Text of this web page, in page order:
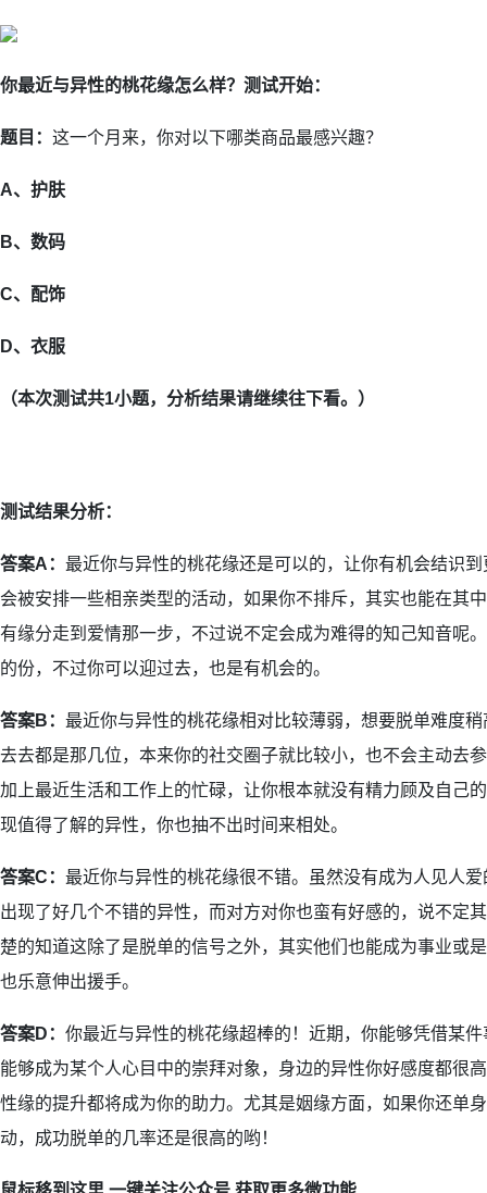
你最近与异性的桃花缘怎么样？测试开始：
题目： 这一个月来，你对以下哪类商品最感兴趣？
A、护肤
B、数码
C、配饰
D、衣服
（本次测试共1小题， 分析结果请继续往下看。）
测试结果分析：
答案A： 最近你与异性的桃花缘还是可以的，让你有机会结识
会被安排一些相亲类型的活动，如果你不排斥，其实也能在其
有缘分走到爱情那一步，不过说不定会成为难得的知己知音呢
的份，不过你可以迎过去，也是有机会的。
答案B： 最近你与异性的桃花缘相对比较薄弱，想要脱单难度
去去都是那几位，本来你的社交圈子就比较小，也不会主动去
加上最近生活和工作上的忙碌，让你根本就没有精力顾及自己
现值得了解的异性，你也抽不出时间来相处。
答案C： 最近你与异性的桃花缘很不错。虽然没有成为人见人
出现了好几个不错的异性，而对方对你也蛮有好感的，说不定
楚的知道这除了是脱单的信号之外，其实他们也能成为事业或
也乐意伸出援手。
答案D： 你最近与异性的桃花缘超棒的！近期，你能够凭借某
能够成为某个人心目中的崇拜对象，身边的异性你好感度都很
性缘的提升都将成为你的助力。尤其是姻缘方面，如果你还单
动，成功脱单的几率还是很高的哟！